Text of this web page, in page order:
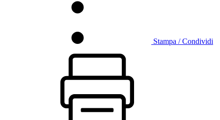
Stampa / Condividi